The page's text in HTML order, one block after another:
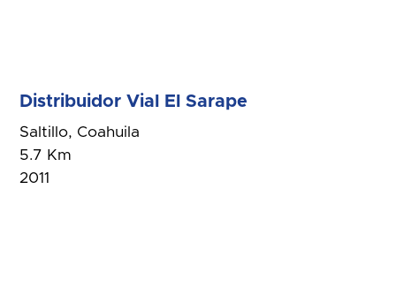
Distribuidor Vial El Sarape
Saltillo, Coahuila
5.7 Km
2011